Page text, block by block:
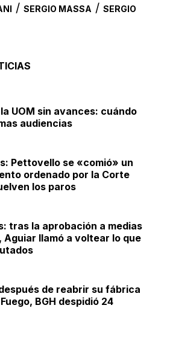
/ SERGIO MASSA / SERGIO
UOM sin avances: cuándo
audiencias
Pettovello se «comió» un
ordenado por la Corte
los paros
tras la aprobación a medias
Aguiar llamó a voltear lo que
de reabrir su fábrica
BGH despidió 24